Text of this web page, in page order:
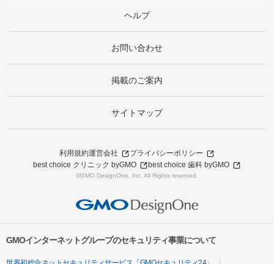
ヘルプ
お問い合わせ
掲載のご案内
サイトマップ
利用規約運営会社
プライバシーポリシー
best choice クリニック byGMO
best choice 歯科 byGMO
©GMO DesignOne, Inc. All Rights reserved.
GMOインターネットグループのセキュリティ事業について